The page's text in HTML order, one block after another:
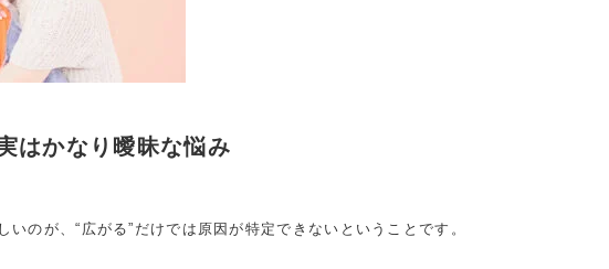
はかなり曖昧な悩み
いのが、“広がる”だけでは原因が特定できないということです。